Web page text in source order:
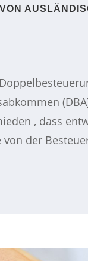
, dass
der